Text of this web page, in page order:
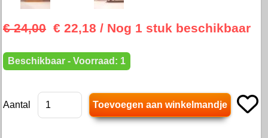
€ 24,00 € 22,18 / Nog 1 stuk beschikbaar
Beschikbaar - Voorraad: 1
Aantal